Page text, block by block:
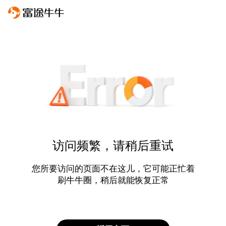
访问频繁，请稍后重试
您所要访问的页面不在这儿，它可能正忙着
刷牛牛圈，稍后就能恢复正常